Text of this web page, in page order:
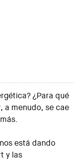
¿Para qué
a menudo, se cae
está dando
y las